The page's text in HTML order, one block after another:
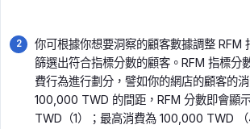
你可根據你想要洞察的顧客數據調整 RFM
篩選出符合指標分數的顧客。RFM 指標分
費行為進行劃分，譬如你的網店的顧客的
100,000 TWD 的間距，RFM 分數即會顯
TWD（1）；最高消費為 100,000 TWD